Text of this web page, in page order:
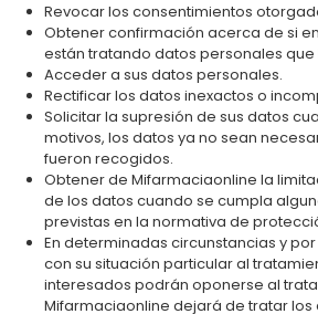
Revocar los consentimientos
Obtener confirmación acerca de si
están tratando datos personales que
Acceder a sus datos personales.
Rectificar los datos inexactos o
Solicitar la supresión de sus datos
motivos, los datos ya no sean
fueron recogidos.
Obtener de Mifarmaciaonline la
de los datos cuando se cumpla
previstas en la normativa de
En determinadas circunstancias y
con su situación particular al
interesados podrán oponerse al
Mifarmaciaonline dejará de tratar los